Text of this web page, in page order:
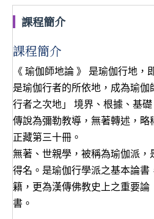
課程簡介
課程簡介
《 瑜伽師地論 》 是瑜伽行地
是瑜伽行者的所依地，成為瑜伽
行者之次地」 境界、根據、基礎
傳說為彌勒教導，無著轉述，略
正藏第三十冊。
無著、世親學，被稱為瑜伽派，
得名。是瑜伽行學派之基本論
籍，更為漢傳佛教史上之重要論
書。